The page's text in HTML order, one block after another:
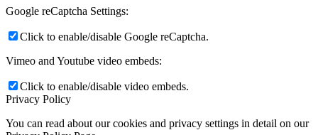
Google reCaptcha Settings:
Click to enable/disable Google reCaptcha.
Vimeo and Youtube video embeds:
Click to enable/disable video embeds.
Privacy Policy
You can read about our cookies and privacy settings in detail on our